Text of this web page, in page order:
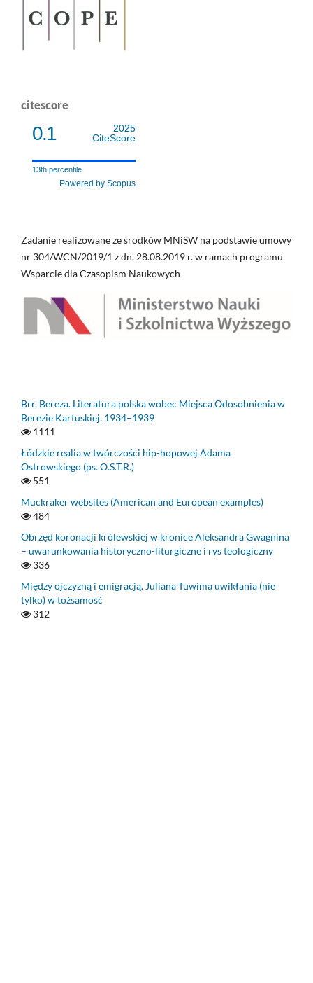
citescore
0.1
2025
CiteScore
13th percentile
Powered by Scopus
Zadanie realizowane ze środków MNiSW na podstawie umowy
nr 304/WCN/2019/1 z dn. 28.08.2019 r. w ramach programu
Wsparcie dla Czasopism Naukowych
Brr, Bereza. Literatura polska wobec Miejsca Odosobnienia w
Berezie Kartuskiej. 1934–1939
1111
Łódzkie realia w twórczości hip-hopowej Adama
Ostrowskiego (ps. O.S.T.R.)
551
Muckraker websites (American and European examples)
484
Obrzęd koronacji królewskiej w kronice Aleksandra Gwagnina
– uwarunkowania historyczno-liturgiczne i rys teologiczny
336
Między ojczyzną i emigracją. Juliana Tuwima uwikłania (nie
tylko) w tożsamość
312